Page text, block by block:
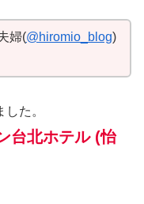
婦(@hiromio_blog)
た。
台北ホテル (怡